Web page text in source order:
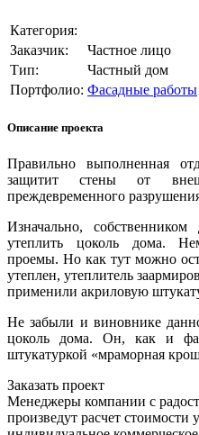
Категория:
Заказчик:
Частное лицо
Тип:
Частный дом
Портфолио: Фасадные работы
Описание проекта
Правильно выполненная
защитит стены от
преждевременного
Изначально,
утеплить цоколь дома.
проемы. Но как тут можно
утеплен, утеплитель
применили акриловую
Не забыли и виновнике
цоколь дома. Он, как и
штукатуркой «мраморная
Заказать проект
Менеджеры компании с
произведут расчет стоимости